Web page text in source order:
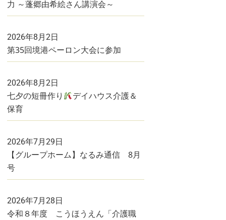
力 ～蓬郷由希絵さん講演会～
2026年8月2日
第35回境港ペーロン大会に参加
2026年8月2日
七夕の短冊作り
デイハウス介護＆
保育
2026年7月29日
【グループホーム】なるみ通信 8月
号
2026年7月28日
令和８年度 こうほうえん「介護職